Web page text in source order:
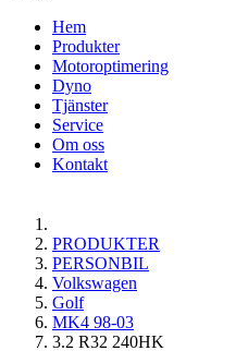
Hem
Produkter
Motoroptimering
Dyno
Tjänster
Service
Om oss
Kontakt
PRODUKTER
PERSONBIL
Volkswagen
Golf
MK4 98-03
3.2 R32 240HK